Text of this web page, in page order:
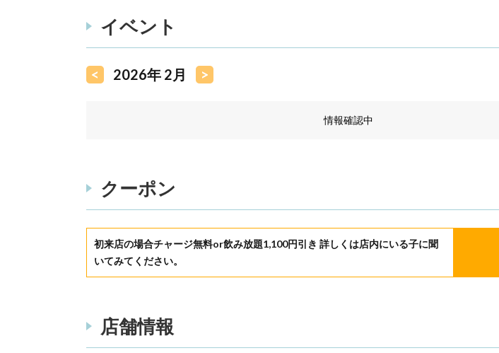
イベント
< 2026年 2月 >
情報確認中
クーポン
初来店の場合チャージ無料or飲み放題1,100円引き 詳しくは店内にいる子に聞
いてみてください。
店舗情報